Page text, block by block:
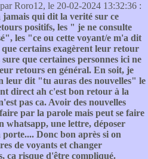
Roro12, le 20-02-2024 13:32:36 :
jamais qui dit la verité sur ce
positifs, les " je ne consulte
les "ce ou cette voyant/e m'a dit
certains exagèrent leur retour
que certaines personnes ici ne
retours en général. En soit, je
leur dit "tu auras des nouvelles" le
direct ah c'est bon retour à la
pas ca. Avoir des nouvelles
par la parole mais peut se faire
whatsapp, une lettre, déposer
Donc bon après si on
de voyants et changer
ca risque d'être compliqué.